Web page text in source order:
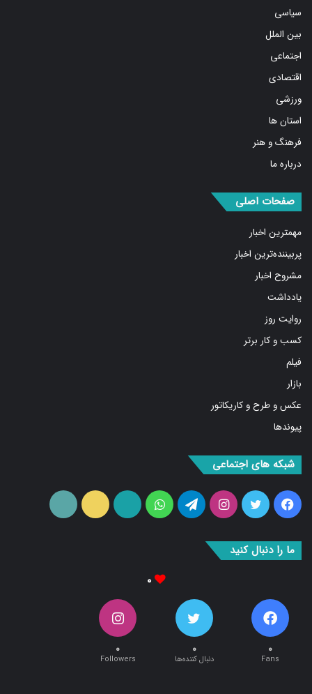
سیاسی
بین الملل
اجتماعی
اقتصادی
ورزشی
استان ها
فرهنگ و هنر
درباره ما
صفحات اصلی
مهمترین اخبار
پربیننده‌ترین اخبار
مشروح اخبار
یادداشت
روایت روز
کسب و کار برتر
فیلم
بازار
عکس و طرح و کاریکاتور
پیوندها
شبکه های اجتماعی
فیس
توییتر اینستاگرامتلگرام واتس
آپارات ایتا
ما را دنبال کنید
۰
۰
Fans
۰
دنبال کننده‌ها
۰
Followers